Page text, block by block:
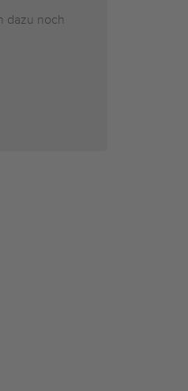
dazu noch